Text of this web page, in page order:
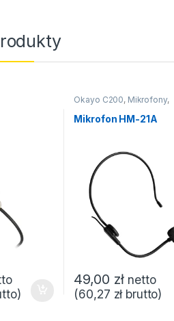
Okayo C200, Mikrofony,
Interkomy dla jeździectwa
Mikrofon HM-21A
49,00 zł netto
(60,27 złbrutto)
2 750,00 zł